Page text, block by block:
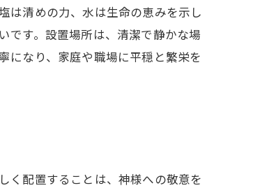
は清めの力、水は生命の恵みを示し
です。設置場所は、清潔で静かな場
になり、家庭や職場に平穏と繁栄を
く配置することは、神様への敬意を